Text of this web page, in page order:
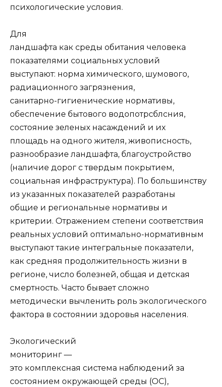
психологические условия.
Для
ландшафта как среды обитания человека
показателями социальных условий
выступают: норма химического, шумового,
радиационного загрязнения,
санитарно-гигиенические нормативы,
обеспечение бытового водопотрсблсния,
состояние зеленых насаждений и их
площадь на одного жителя, живописность,
разнообразие ландшафта, благоустройство
(наличие дорог с твердым покрытием,
социальная инфраструктура). По большинству
из указанных показателей разработаны
общие и региональные нормативы и
критерии. Отражением степени соответствия
реальных условий оптимально-нормативным
выступают такие интегральные показатели,
как средняя продолжительность жизни в
регионе, число болезней, общая и детская
смертность. Часто бывает сложно
методически вычленить роль экологического
фактора в состоянии здоровья населения.
Экологический
мониторинг —
это комплексная система наблюдений за
состоянием окружающей среды (ОС),